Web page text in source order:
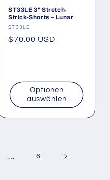
ST33LE 3" Stretch-
Strick-Shorts – Lunar
Anbieter:
ST33LE
Normaler
$70.00 USD
Optionen
auswählen
6